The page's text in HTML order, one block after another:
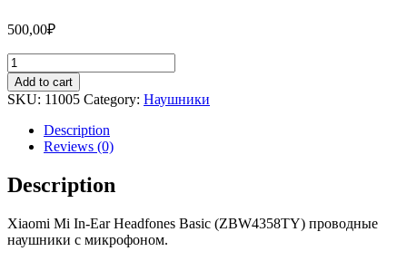
500,00₽
Наушники
Xiaomi
Mi
In-
Headfones
гарнитура
с
вакуумных
накладок,
Add to cart
SKU: 11005 Category: Наушники
Description
Reviews (0)
Description
Xiaomi Mi In-Ear Headfones Basic (ZBW4358TY) проводные
наушники с микрофоном.